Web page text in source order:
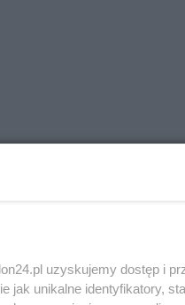
uzyskujemy dostęp i
jak unikalne identyfikatory,